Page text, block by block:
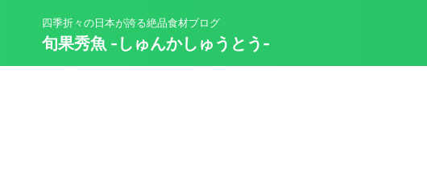
四季折々の日本が誇る絶品食材ブログ
旬果秀魚 -しゅんかしゅうとう-